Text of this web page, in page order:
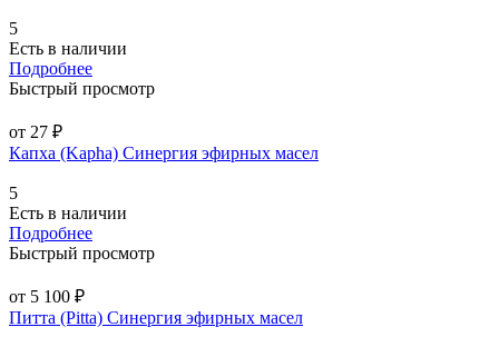
5
Есть в наличии
Подробнее
Быстрый просмотр
от 27 ₽
Капха (Kapha) Синергия эфирных масел
5
Есть в наличии
Подробнее
Быстрый просмотр
от 5 100 ₽
Питта (Pitta) Синергия эфирных масел